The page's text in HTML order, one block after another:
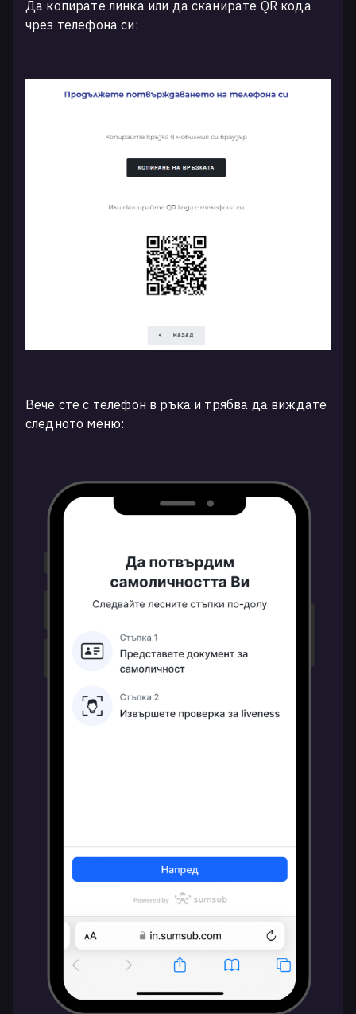
Да копирате линка или да сканирате QR кода
чрез телефона си:
Вече сте с телефон в ръка и трябва да виждате
следното меню: